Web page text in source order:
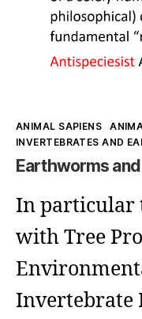
Kategorien
ANIMAL SAPIENS
INVERTEBRATES AND
Earthworms
In particular
with Tree
Invertebrate